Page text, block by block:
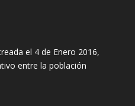
el 4 de Enero 2016,
entre la población